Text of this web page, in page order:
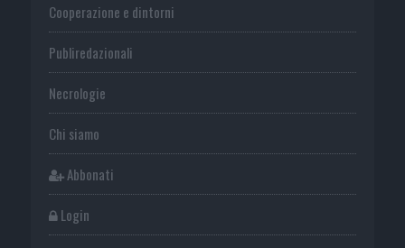
Cooperazione e dintorni
Publiredazionali
Necrologie
Chi siamo
Abbonati
Login